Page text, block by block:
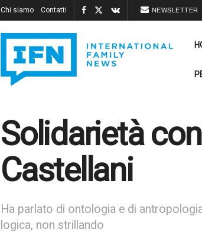
Chi siamo Contatti NEWSLETTER
Solidarietà
Castellani
Ha parlato di ontologia e di
logica, non strillando